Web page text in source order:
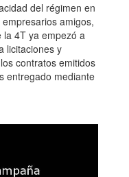
del régimen en
amigos,
la 4T ya empezó a
licitaciones y
contratos emitidos
entregado mediante